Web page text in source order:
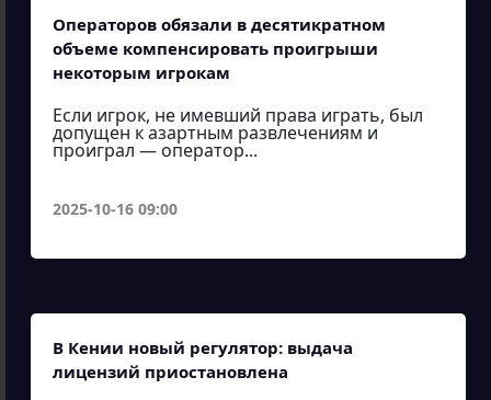
Операторов обязали в десятикратном
объеме компенсировать проигрыши
некоторым игрокам
Если игрок, не имевший права играть, был
допущен к азартным развлечениям и
проиграл — оператор...
2025-10-16 09:00
В Кении новый регулятор: выдача
лицензий приостановлена